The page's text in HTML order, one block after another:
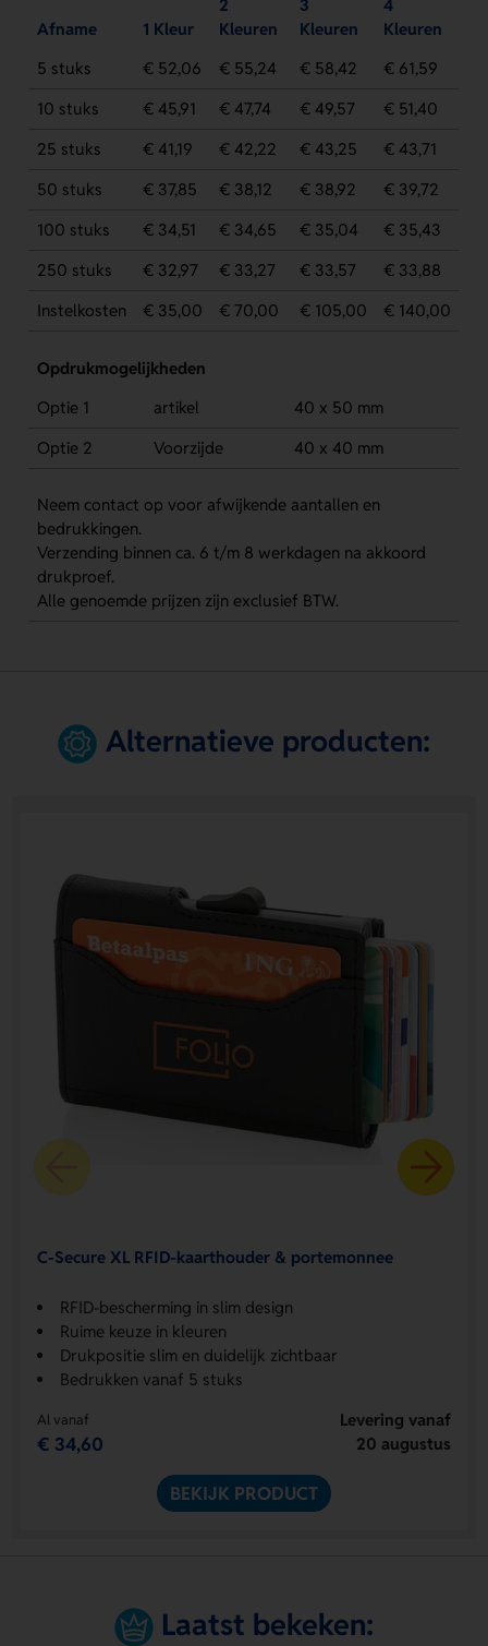
Afname 1 Kleur
2
Kleuren
3
Kleuren
4
Kleuren
5 stuks
€ 52,06 € 55,24 € 58,42
€ 61,59
10 stuks
€ 45,91 € 47,74 € 49,57
€ 51,40
25 stuks
€ 41,19 € 42,22 € 43,25
€ 43,71
50 stuks
€ 37,85 € 38,12 € 38,92
€ 39,72
100 stuks
€ 34,51 € 34,65 € 35,04
€ 35,43
250 stuks
€ 32,97 € 33,27 € 33,57
€ 33,88
Instelkosten
€ 35,00 € 70,00 € 105,00 € 140,00
Opdrukmogelijkheden
Optie 1
artikel
40 x 50 mm
Optie 2
Voorzijde 40 x 40 mm
Neem contact op voor afwijkende aantallen en
bedrukkingen.
Verzending binnen ca. 6 t/m 8 werkdagen na akkoord
drukproef.
Alle genoemde prijzen zijn exclusief BTW.
Alternatieve producten:
C-Secure XL RFID-kaarthouder & portemonnee
RFID-bescherming in slim design
Ruime keuze in kleuren
Drukpositie slim en duidelijk zichtbaar
Bedrukken vanaf 5 stuks
Al vanaf
€ 34,60
Levering vanaf
20 augustus
BEKIJK PRODUCT
Laatst bekeken: